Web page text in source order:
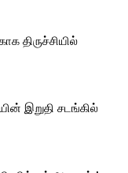
திருச்சியில்
இறுதி சடங்கில்